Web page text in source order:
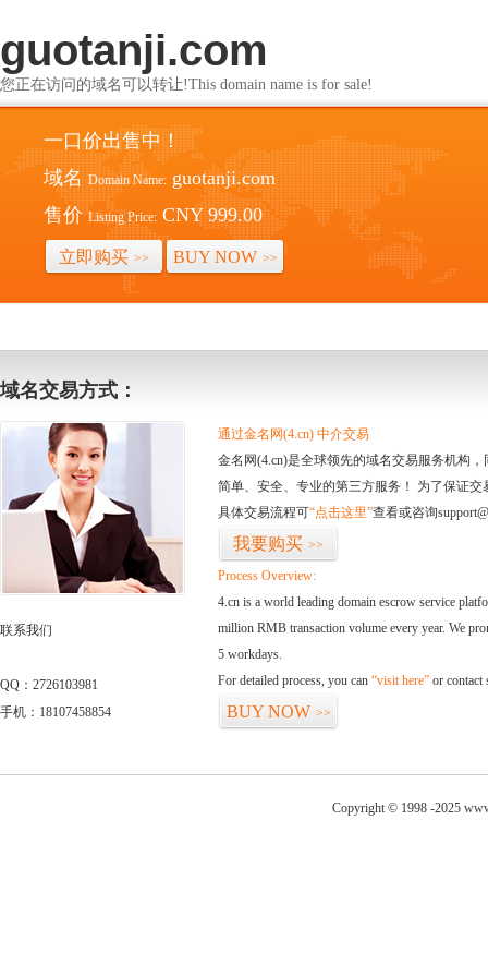
guotanji.com
您正在访问的域名可以转让!This domain name is for sale!
一口价出售中！
域名 Domain Name: guotanji.com
售价 Listing Price: CNY 999.00
立即购买 >> BUY NOW >>
域名交易方式：
联系我们
QQ：2726103981
手机：18107458854
通过金名网(4.cn) 中介交易
金名网(4.cn)是全球领先的域名交易服务机构
简单、安全、专业的第三方服务！ 为了保证
具体交易流程可“点击这里”查看或咨询
我要购买 >>
Process Overview:
4.cn is a world leading domain escrow service
million RMB transaction volume every year. We
5 workdays.
For detailed process, you can “visit here” or contact
BUY NOW >>
Copyright © 1998 -2025